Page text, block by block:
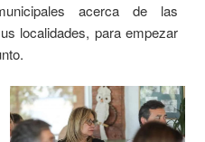
acerca de las
localidades, para empezar